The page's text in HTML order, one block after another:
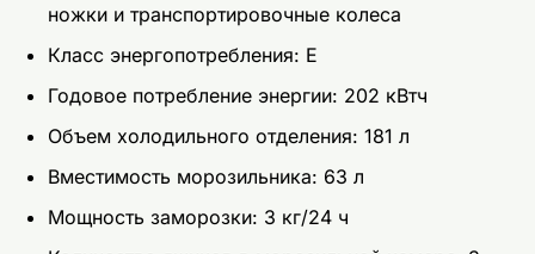
ножки и транспортировочные колеса
Класс энергопотребления: E
Годовое потребление энергии: 202 кВтч
Объем холодильного отделения: 181 л
Вместимость морозильника: 63 л
Мощность заморозки: 3 кг/24 ч